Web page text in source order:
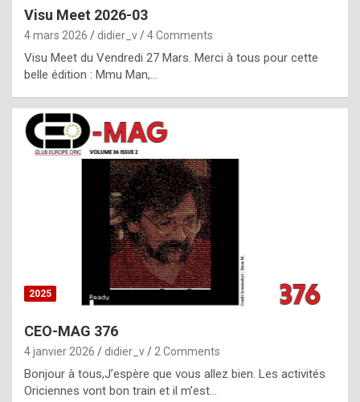
p
l
c
h
i
s
t
o
r
p
e
c
Visu Meet 2026-03
4 mars 2026 didier_v 4 Comments
Visu Meet du Vendredi 27 Mars. Merci à tous pour cette
belle édition : Mmu Man,…
2025
CEO-MAG 376
4 janvier 2026 didier_v 2 Comments
Bonjour à tous,J’espère que vous allez bien. Les activités
Oriciennes vont bon train et il m’est…